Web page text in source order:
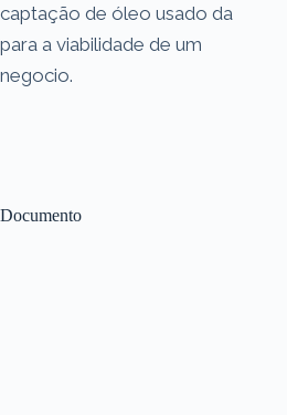
Documento
captação de óleo usado da
para a viabilidade de um
negocio.